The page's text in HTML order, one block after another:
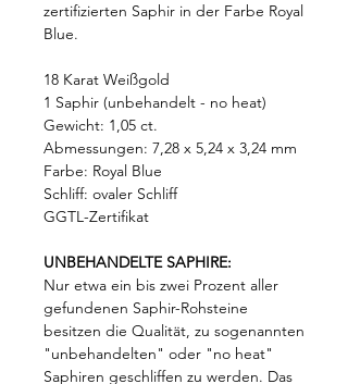
zertifizierten Saphir in der Farbe Royal
Blue.
18 Karat Weißgold
1 Saphir (unbehandelt - no heat)
Gewicht: 1,05 ct.
Abmessungen: 7,28 x 5,24 x 3,24 mm
Farbe: Royal Blue
Schliff: ovaler Schliff
GGTL-Zertifikat
UNBEHANDELTE SAPHIRE:
Nur etwa ein bis zwei Prozent aller
gefundenen Saphir-Rohsteine
besitzen die Qualität, zu sogenannten
"unbehandelten" oder "no heat"
Saphiren geschliffen zu werden. Das